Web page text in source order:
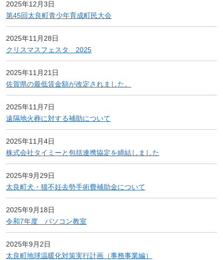
2025年12月3日
第45回太良町青少年育成町民大会
2025年11月28日
クリスマスフェスタ 2025
2025年11月21日
佐賀県の最低賃金額が改定されました。
2025年11月7日
遠隔地火葬に対する補助について
2025年11月4日
株式会社タイミーと包括連携協定を締結しました
2025年9月29日
太良町犬・猫不妊去勢手術費補助金について
2025年9月18日
令和7年度 パソコン教室
2025年9月2日
太良町地球温暖化対策実行計画（事務事業編）